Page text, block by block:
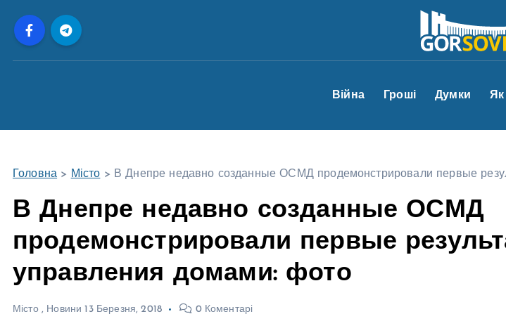
Війна Гроші Думки Як
Головна > Місто > В Днепре недавно созданные ОСМД продемонстрировали первые
В Днепре недавно созданные ОСМД
продемонстрировали первые
управления домами: фото
Місто, Новини 13 Березня, 2018 0 Коментарі